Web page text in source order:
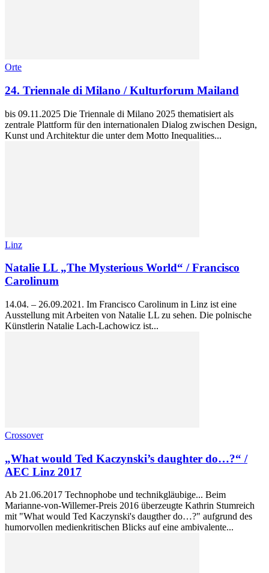
Orte
24. Triennale di Milano / Kulturforum Mailand
bis 09.11.2025 Die Triennale di Milano 2025 thematisiert als
zentrale Plattform für den internationalen Dialog zwischen Design,
Kunst und Architektur die unter dem Motto Inequalities...
Linz
Natalie LL „The Mysterious World“ / Francisco
Carolinum
14.04. – 26.09.2021. Im Francisco Carolinum in Linz ist eine
Ausstellung mit Arbeiten von Natalie LL zu sehen. Die polnische
Künstlerin Natalie Lach-Lachowicz ist...
Crossover
„What would Ted Kaczynski’s daughter do…?“ /
AEC Linz 2017
Ab 21.06.2017 Technophobe und technikgläubige... Beim
Marianne-von-Willemer-Preis 2016 überzeugte Kathrin Stumreich
mit "What would Ted Kaczynski's daugther do…?" aufgrund des
humorvollen medienkritischen Blicks auf eine ambivalente...